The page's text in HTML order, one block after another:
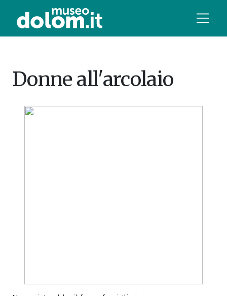
Donne all'arcolaio